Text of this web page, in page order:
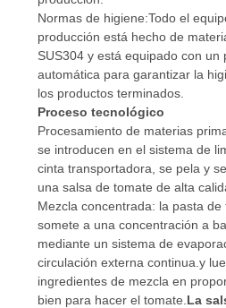
POLÍTICA
PRIVACIDAD
Normas de higiene:Todo el
producción está hecho de
SUS304 y está equipado con un
automática para garantizar la
los productos terminados.
Proceso tecnológico
Procesamiento de materias
se introducen en el sistema de
cinta transportadora, se pela y
una salsa de tomate de alta
Mezcla concentrada: la pasta
somete a una concentración a
mediante un sistema de
circulación externa continua.y
ingredientes de mezcla en
bien para hacer el tomate. La